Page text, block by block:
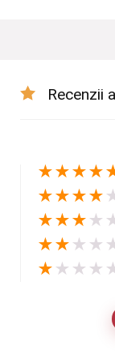
Recenzii
★★★★
★★★★
★★★ ★
★★ ★ ★
★ ★ ★ ★